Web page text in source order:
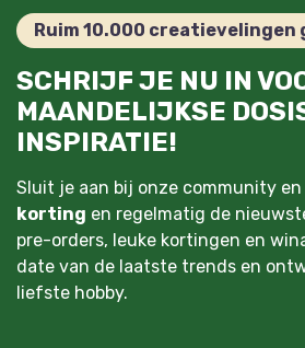
Ruim 10.000 creatievelingen
SCHRIJF JE NU IN
MAANDELIJKSE
INSPIRATIE!
Sluit je aan bij onze community
korting en regelmatig de
pre-orders, leuke kortingen en
date van de laatste trends en
liefste hobby.